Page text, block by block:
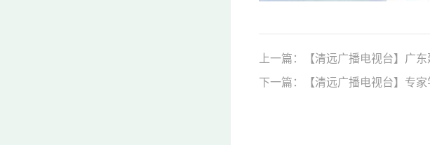
上一篇：【清远广播电视台】广
下一篇：【清远广播电视台】专